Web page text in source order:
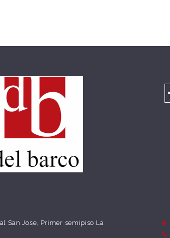
San Jose, Primer semipiso La